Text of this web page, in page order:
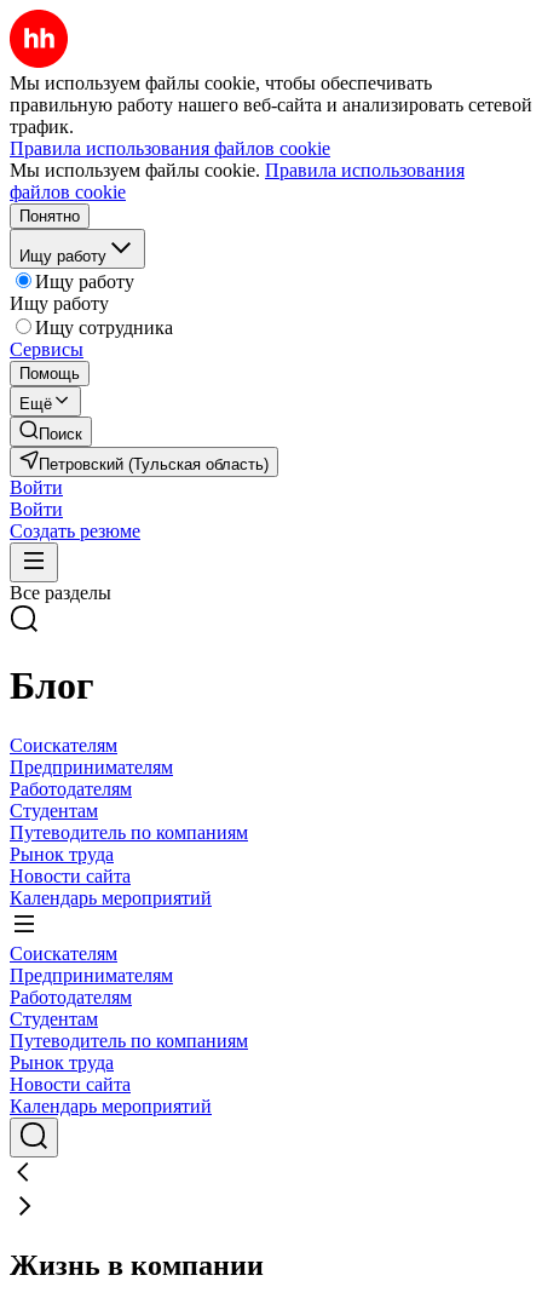
Мы используем файлы cookie, чтобы обеспечивать
правильную работу нашего веб-сайта и анализировать сетевой
трафик.
Правила использования файлов cookie
Мы используем файлы cookie. Правила использования
файлов cookie
Понятно
Ищу работу
Ищу работу
Ищу работу
Ищу сотрудника
Сервисы
Помощь
Ещё
Поиск
Петровский (Тульская область)
Войти
Войти
Создать резюме
Все разделы
Блог
Соискателям
Предпринимателям
Работодателям
Студентам
Путеводитель по компаниям
Рынок труда
Новости сайта
Календарь мероприятий
Соискателям
Предпринимателям
Работодателям
Студентам
Путеводитель по компаниям
Рынок труда
Новости сайта
Календарь мероприятий
Жизнь в компании